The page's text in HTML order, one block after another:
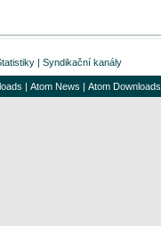
| Syndikační kanály
| Atom News | Atom Downloads